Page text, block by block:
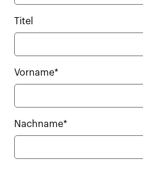
Titel
Vorname*
Nachname*